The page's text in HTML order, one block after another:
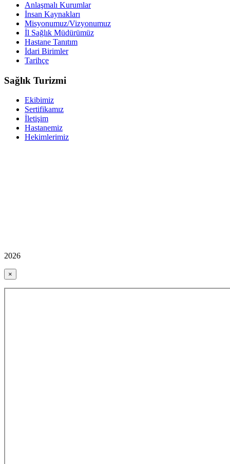
Anlaşmalı Kurumlar
İnsan Kaynakları
Misyonumuz/Vizyonumuz
İl Sağlık Müdürümüz
Hastane Tanıtım
İdari Birimler
Tarihçe
Sağlık Turizmi
Ekibimiz
Sertifikamız
İletişim
Hastanemiz
Hekimlerimiz
2026
×